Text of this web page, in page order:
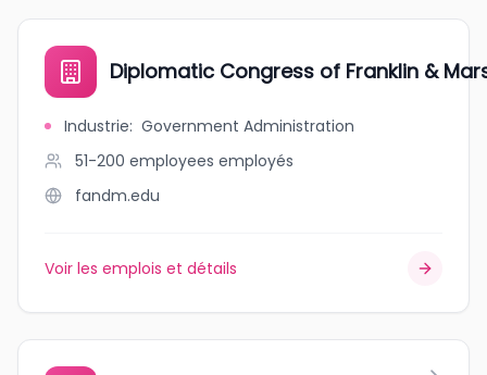
Diplomatic Congress of Franklin &
Industrie: Government Administration
51-200 employees employés
fandm.edu
Voir les emplois et détails